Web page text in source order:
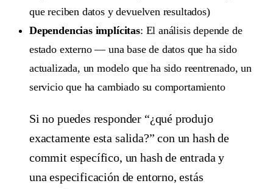
que reciben datos y devuelven resultados)
Dependencias implícitas: El análisis depende de
estado externo — una base de datos que ha sido
actualizada, un modelo que ha sido reentrenado, un
servicio que ha cambiado su comportamiento
Si no puedes responder “¿qué produjo
exactamente esta salida?” con un hash de
commit específico, un hash de entrada y
una especificación de entorno, estás